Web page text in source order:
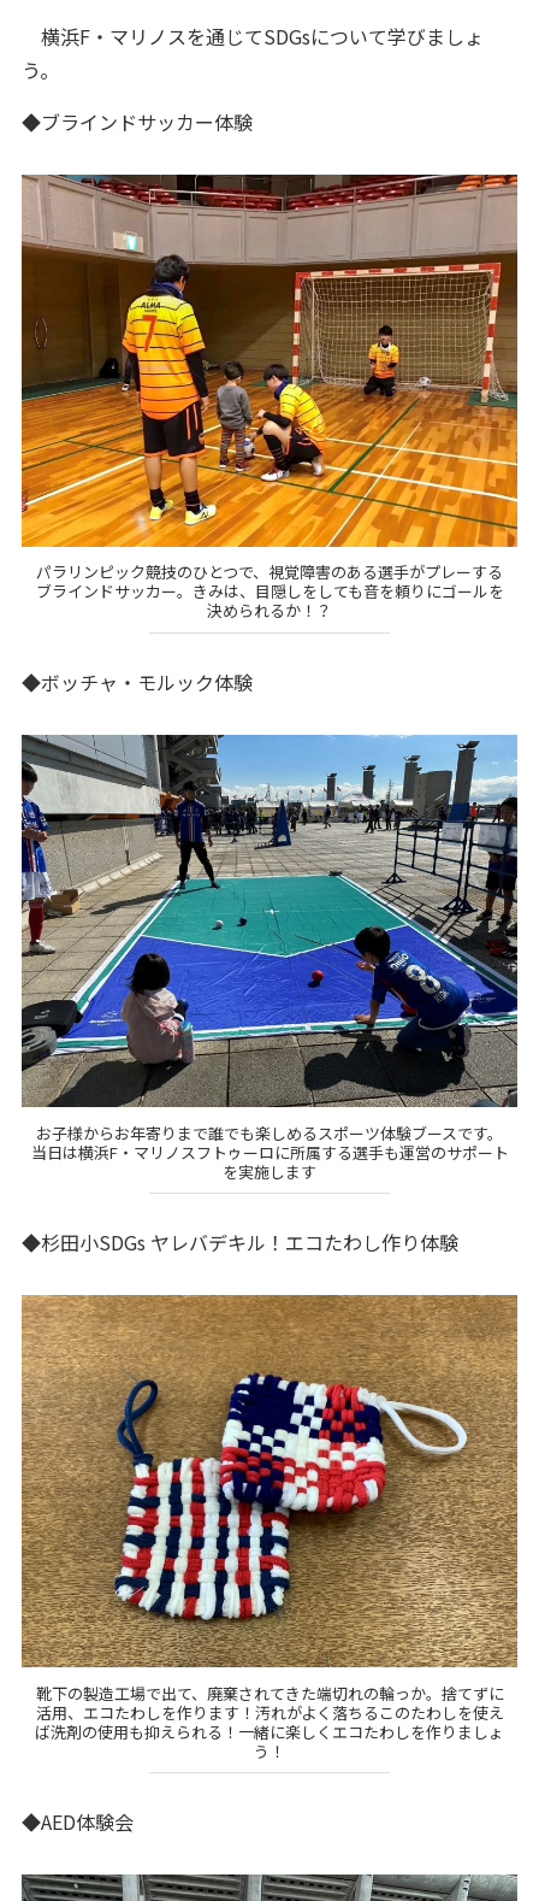
横浜F・マリノスを通じてSDGsについて学びましょ
う。
◆ブラインドサッカー体験
パラリンピック競技のひとつで、視覚障害のある選手がプレーする
ブラインドサッカー。きみは、目隠しをしても音を頼りにゴールを
決められるか！？
◆ボッチャ・モルック体験
お子様からお年寄りまで誰でも楽しめるスポーツ体験ブースです。
当日は横浜F・マリノスフトゥーロに所属する選手も運営のサポート
を実施します
◆杉田小SDGs ヤレバデキル！エコたわし作り体験
靴下の製造工場で出て、廃棄されてきた端切れの輪っか。捨てずに
活用、エコたわしを作ります！汚れがよく落ちるこのたわしを使え
ば洗剤の使用も抑えられる！一緒に楽しくエコたわしを作りましょ
う！
◆AED体験会